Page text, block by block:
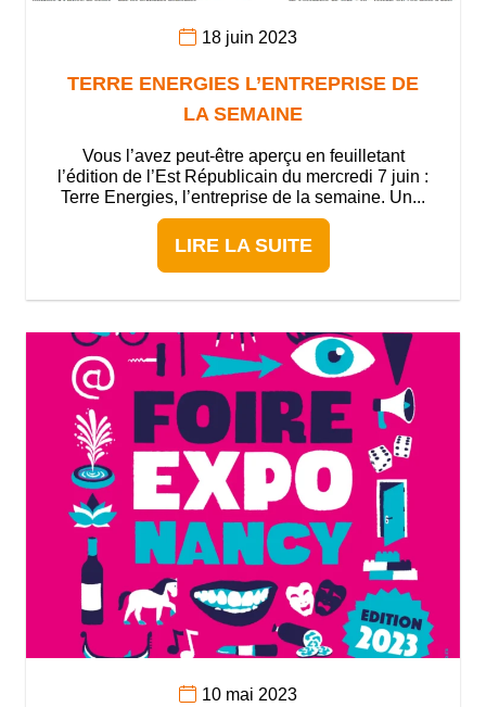
18 juin 2023
TERRE ENERGIES L’ENTREPRISE DE
LA SEMAINE
Vous l’avez peut-être aperçu en feuilletant
l’édition de l’Est Républicain du mercredi 7 juin :
Terre Energies, l’entreprise de la semaine. Un...
LIRE LA SUITE
10 mai 2023